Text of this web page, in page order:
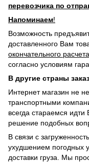
перевозчика по
Напоминаем!
Возможность
доставленного Вам
окончательного
согласно условиям
В другие страны
Интернет магазин не
транспортными
всегда стараемся
решение подобных
В связи с
ухудшением погодных
доставки груза. Мы